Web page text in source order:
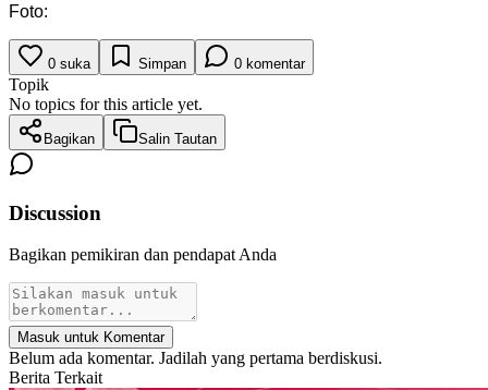
Foto:
0 suka Simpan 0 komentar
Topik
No topics for this article yet.
Bagikan Salin Tautan
Discussion
Bagikan pemikiran dan pendapat Anda
Masuk untuk Komentar
Belum ada komentar. Jadilah yang pertama berdiskusi.
Berita Terkait